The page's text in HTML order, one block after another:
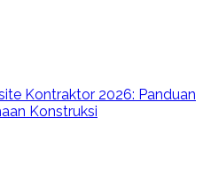
Kontraktor 2026: Panduan
Konstruksi